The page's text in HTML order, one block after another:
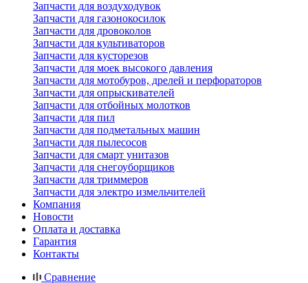
Запчасти для воздуходувок
Запчасти для газонокосилок
Запчасти для дровоколов
Запчасти для культиваторов
Запчасти для кусторезов
Запчасти для моек высокого давления
Запчасти для мотобуров, дрелей и перфораторов
Запчасти для опрыскивателей
Запчасти для отбойных молотков
Запчасти для пил
Запчасти для подметальных машин
Запчасти для пылесосов
Запчасти для смарт унитазов
Запчасти для снегоуборщиков
Запчасти для триммеров
Запчасти для электро измельчителей
Компания
Новости
Оплата и доставка
Гарантия
Контакты
Сравнение